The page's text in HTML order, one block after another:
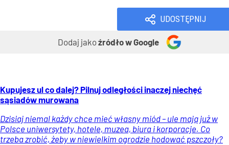
UDOSTĘPNIJ
Dodaj jakoźródło w Google
Kupujesz ul co dalej? Pilnuj odległości inaczej niechęć
sąsiadów murowana
Dzisiaj niemal każdy chce mieć własny miód – ule mają już w
Polsce uniwersytety, hotele, muzea, biura i korporacje. Co
trzeba zrobić, żeby w niewielkim ogrodzie hodować pszczoły?